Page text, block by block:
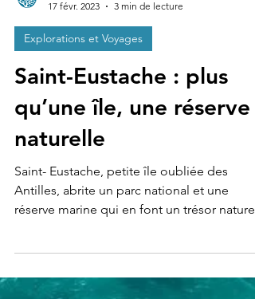
CORAIBES BLOG & STUDIO
17 févr. 2023
3 min de lecture
Explorations et Voyages
Saint-Eustache : plus
qu’une île, une réserve
naturelle
réserve marine qui en font un trésor naturel.